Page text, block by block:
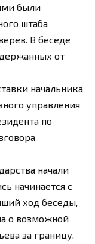
были
штаба
В беседе
от
начальника
управления
по
начали
начинается с
ход беседы,
о возможной
за границу.